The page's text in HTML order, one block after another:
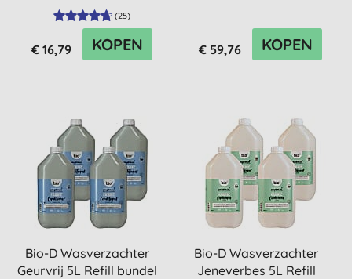
(25)
€ 16,79 KOPEN € 59,76 KOPEN
Bio-D Wasverzachter
Geurvrij 5L Refill bundel
Bio-D Wasverzachter
Jeneverbes 5L Refill